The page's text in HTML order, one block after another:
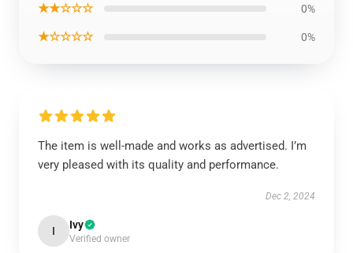
★★☆☆☆ 0%
★☆☆☆☆ 0%
The item is well-made and works as advertised. I’m
very pleased with its quality and performance.
Dec 2, 2024
I Ivy
Verified owner